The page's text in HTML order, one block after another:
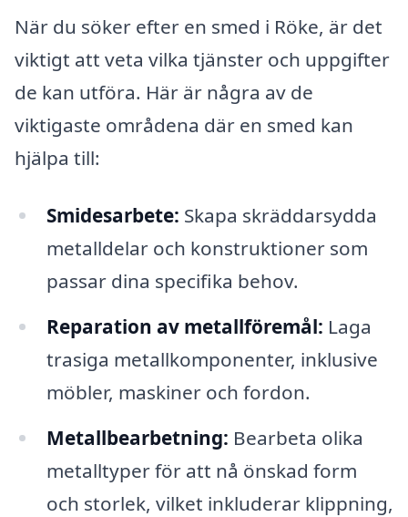
När du söker efter en smed i Röke, är det
viktigt att veta vilka tjänster och uppgifter
de kan utföra. Här är några av de
viktigaste områdena där en smed kan
hjälpa till:
Smidesarbete: Skapa skräddarsydda
metalldelar och konstruktioner som
passar dina specifika behov.
Reparation av metallföremål: Laga
trasiga metallkomponenter, inklusive
möbler, maskiner och fordon.
Metallbearbetning: Bearbeta olika
metalltyper för att nå önskad form
och storlek, vilket inkluderar klippning,